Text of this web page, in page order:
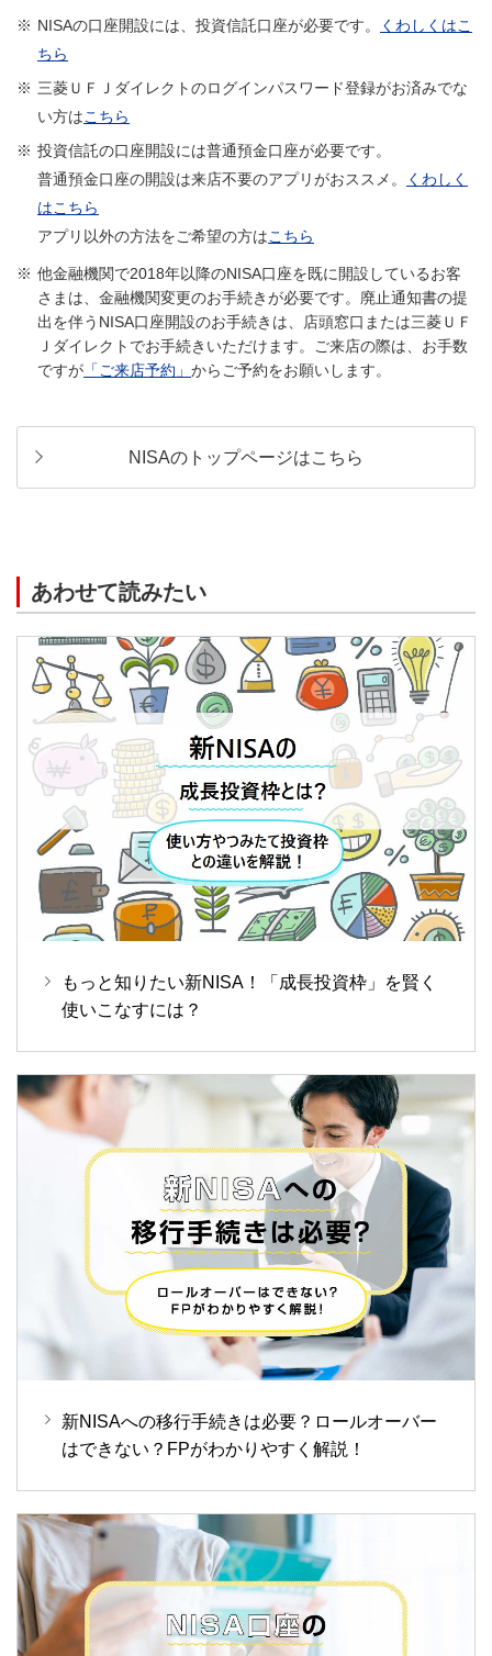
※ NISAの口座開設には、投資信託口座が必要です。
くわしくはこ
ちら
※ 三菱ＵＦＪダイレクトのログインパスワード登録がお済みでな
い方はこちら
※ 投資信託の口座開設には普通預金口座が必要です。
普通預金口座の開設は来店不要のアプリがおススメ。
くわしく
はこちら
アプリ以外の方法をご希望の方はこちら
他金融機関で2018年以降のNISA口座を既に開設しているお客
さまは、金融機関変更のお手続きが必要です。廃止通知書の提
出を伴うNISA口座開設のお手続きは、店頭窓口または三菱ＵＦ
Ｊダイレクトでお手続きいただけます。ご来店の際は、お手数
ですが 「ご来店予約」 からご予約をお願いします。
NISAのトップページはこちら
あわせて読みたい
もっと知りたい新NISA！「成長投資枠」を賢く
使いこなすには？
新NISAへの移行手続きは必要？ロールオーバー
はできない？FPがわかりやすく解説！